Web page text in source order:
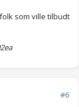
som ville tilbudt
#6